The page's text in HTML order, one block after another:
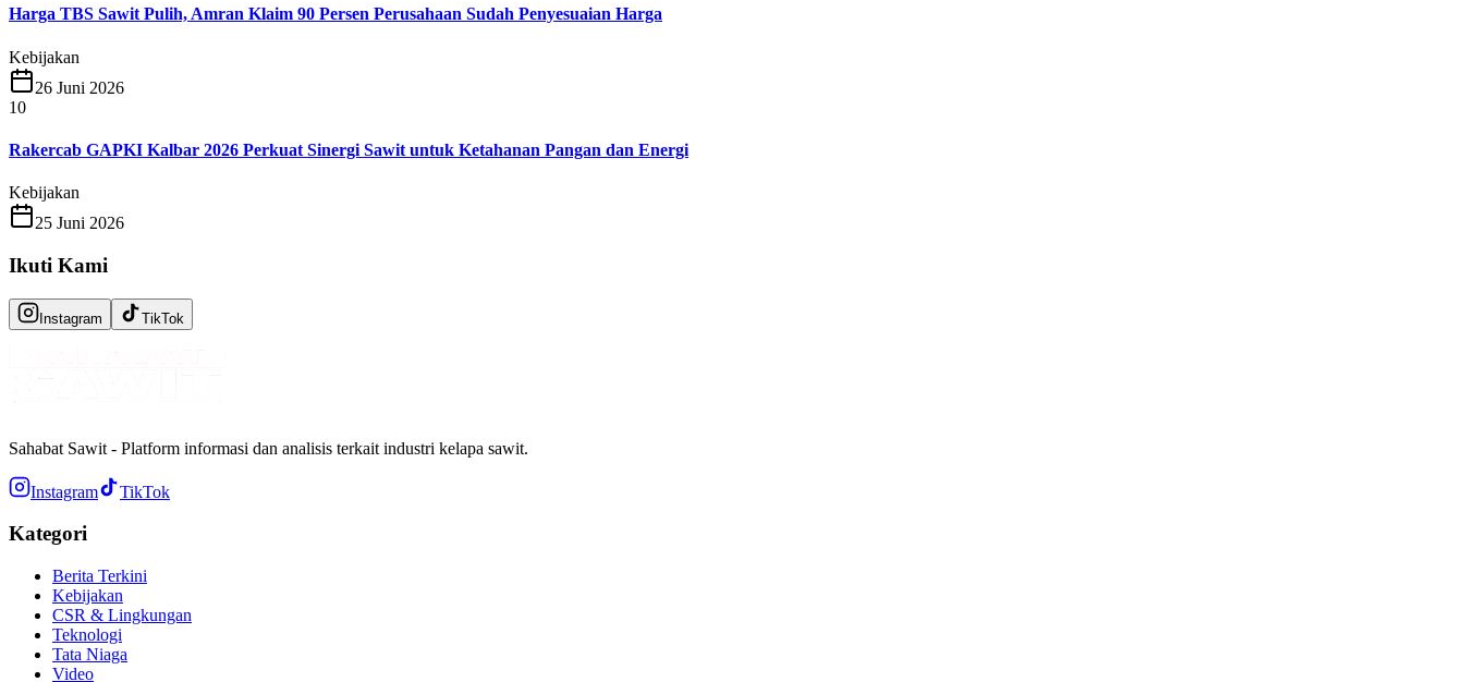
Harga TBS Sawit Pulih, Amran Klaim 90 Persen Perusahaan Sudah Penyesuaian Harga
Kebijakan
26 Juni 2026
10
Rakercab GAPKI Kalbar 2026 Perkuat Sinergi Sawit untuk Ketahanan Pangan dan Energi
Kebijakan
25 Juni 2026
Ikuti Kami
Instagram TikTok
Sahabat Sawit - Platform informasi dan analisis terkait industri kelapa sawit.
Instagram TikTok
Kategori
Berita Terkini
Kebijakan
CSR & Lingkungan
Teknologi
Tata Niaga
Video